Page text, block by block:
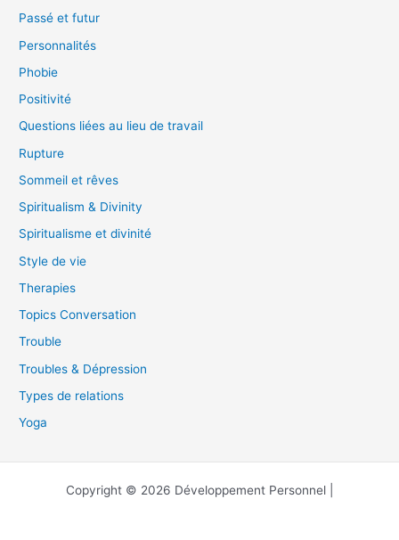
Passé et futur
Personnalités
Phobie
Positivité
Questions liées au lieu de travail
Rupture
Sommeil et rêves
Spiritualism & Divinity
Spiritualisme et divinité
Style de vie
Therapies
Topics Conversation
Trouble
Troubles & Dépression
Types de relations
Yoga
Copyright © 2026 Développement Personnel |